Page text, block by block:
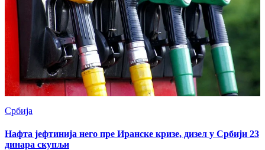
Србија
Нафта јефтинија него пре Иранске кризе, дизел у Србији 23
динара скупљи